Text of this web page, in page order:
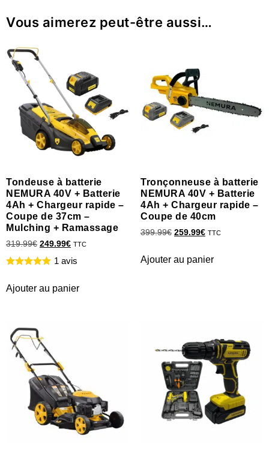
Vous aimerez peut-être aussi…
Tondeuse à batterie
NEMURA 40V + Batterie
4Ah + Chargeur rapide –
Coupe de 37cm –
Mulching + Ramassage
319.99€ 249.99€ TTC
1 avis
Ajouter au panier
Tronçonneuse à batterie
NEMURA 40V + Batterie
4Ah + Chargeur rapide –
Coupe de 40cm
399.99€ 259.99€ TTC
Ajouter au panier